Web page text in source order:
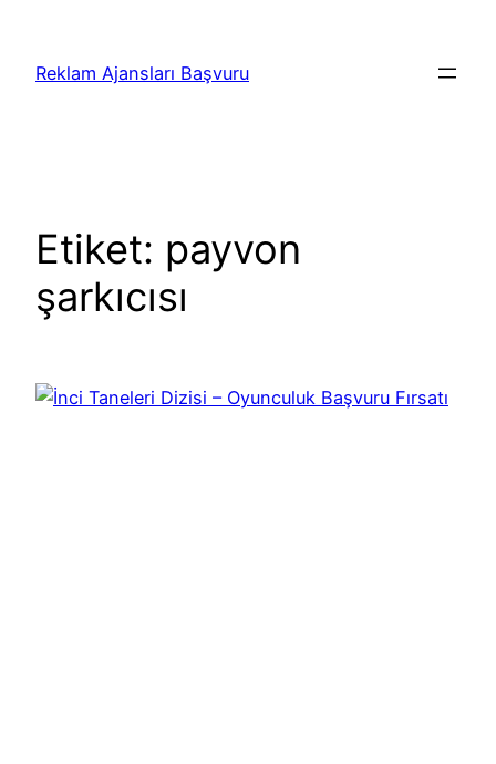
Reklam Ajansları Başvuru
Etiket: payvon
şarkıcısı